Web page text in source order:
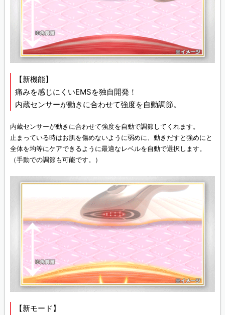
【新機能】
痛みを感じにくいEMSを独自開発！
内蔵センサーが動きに合わせて強度を自動調節。
内蔵センサーが動きに合わせて強度を自動で調節してくれます。
止まっている時はお肌を傷めないように弱めに、動きだすと強めにと
全体を均等にケアできるように最適なレベルを自動で選択します。
（手動での調節も可能です。）
【新モード】